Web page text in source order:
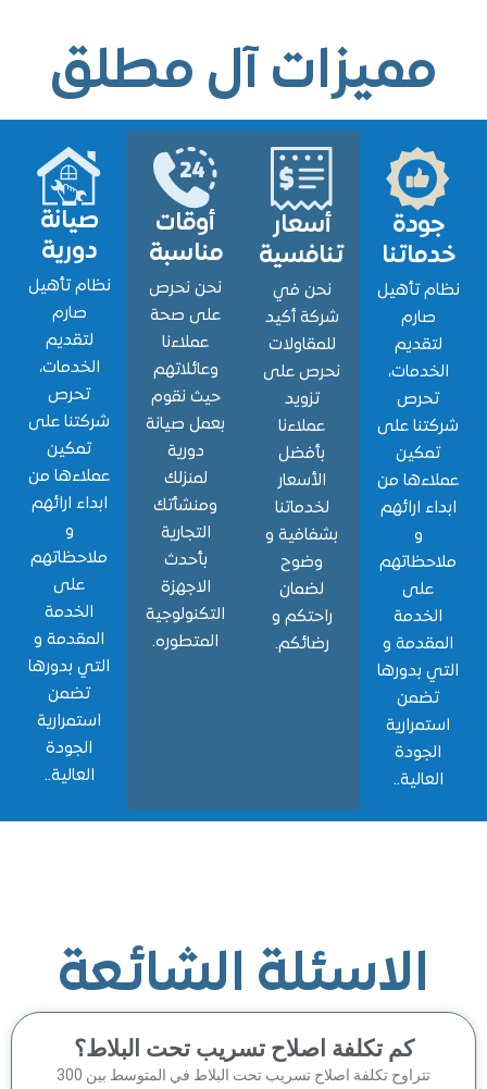
آل مطلق
تأهيل
على
من
ارائهم
و
بدورها
أسعار
تنافسية
نحن في
شركة أكيد
للمقاولات
نحرص على
عملاءنا
الأسعار
لخدماتنا
بشفافية و
راحتكم و
رضائكم.
أوقات
مناسبة
نحن نحرص
على صحة
وعائلاتهم
حيث نقوم
بعمل صيانة
ومنشأتك
التجارية
التكنولوجية
المتطوره.
صيانة
دورية
نظام تأهيل
الخدمات،
شركتنا على
عملاءها من
ابداء ارائهم
ملاحظاتهم
الخدمة
المقدمة و
التي بدورها
استمرارية
الاسئلة الشائعة
كم تكلفة اصلاح تسريب تحت البلاط؟
تتراوح تكلفة اصلاح تسريب تحت البلاط في المتوسط بين 300